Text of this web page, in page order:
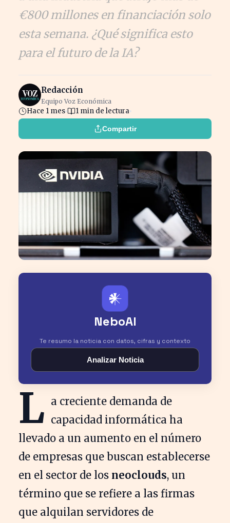
€800 millones en financiación solo
esta semana. ¿Qué significa esto
para el futuro de la IA?
Redacción
Equipo Voz Económica
Hace 1 mes 1 min de lectura
Compartir
𒀭
NeboAI
Te resumo la noticia con datos, cifras y contexto
Analizar Noticia
L a creciente demanda de
capacidad informática ha
llevado a un aumento en el número
de empresas que buscan establecerse
en el sector de los neoclouds, un
término que se refiere a las firmas
que alquilan servidores de